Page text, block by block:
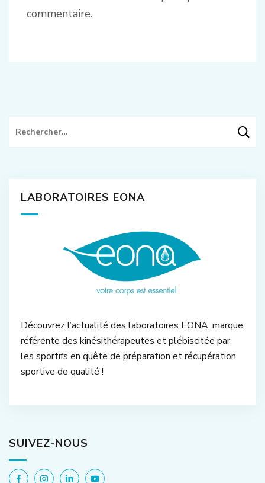
commentaire.
Rechercher :
LABORATOIRES EONA
Découvrez l’actualité des laboratoires EONA, marque
référente des kinésithérapeutes et plébiscitée par
les sportifs en quête de préparation et récupération
sportive de qualité !
SUIVEZ-NOUS